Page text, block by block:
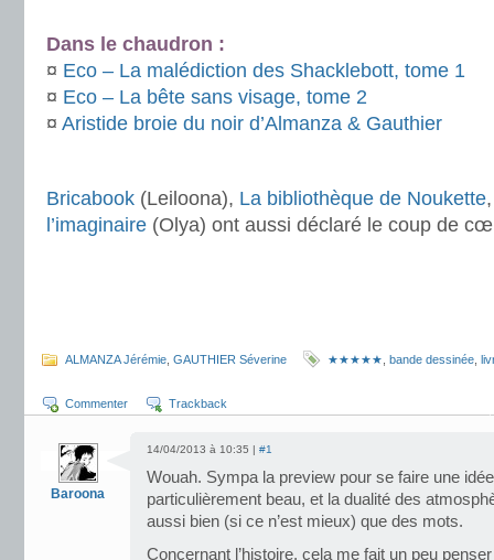
Dans le chaudron :
¤ Eco – La malédiction des Shacklebott, tome 1
¤ Eco – La bête sans visage, tome 2
¤ Aristide broie du noir d’Almanza & Gauthier
Bricabook (Leiloona), La bibliothèque de Noukette
l’imaginaire (Olya) ont aussi déclaré le coup de
ALMANZA Jérémie GAUTHIER Séverine ★★★★★ bande dessinée
Commenter Trackback
Baroona
14/04/2013 à 10:35 | #1
Wouah. Sympa la preview pour se faire une
particulièrement beau, et la dualité des
aussi bien (si ce n’est mieux) que des mots.
Concernant l’histoire, cela me fait un peu